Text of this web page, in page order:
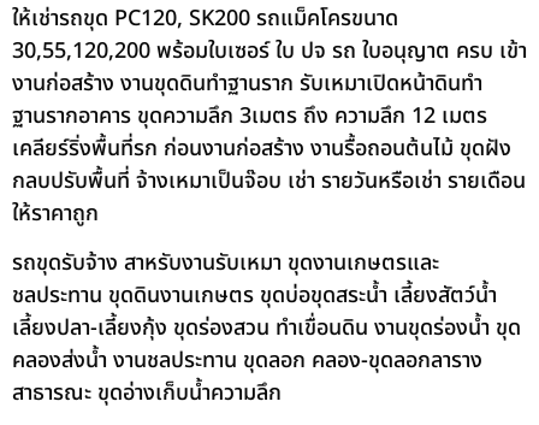
ให้เช่ารถขุด PC120, SK200 รถแม็คโครขนาด
30,55,120,200 พร้อมใบเซอร์ ใบ ปจ รถ ใบอนุญาต ครบ เข้า
งานก่อสร้าง งานขุดดินทำฐานราก รับเหมาเปิดหน้าดินทำ
ฐานรากอาคาร ขุดความลึก 3เมตร ถึง ความลึก 12 เมตร
เคลียร์ริ่งพื้นที่รก ก่อนงานก่อสร้าง งานรื้อถอนต้นไม้ ขุดฝัง
กลบปรับพื้นที่ จ้างเหมาเป็นจ๊อบ เช่า รายวันหรือเช่า รายเดือน
ให้ราคาถูก
รถขุดรับจ้าง สาหรับงานรับเหมา ขุดงานเกษตรและ
ชลประทาน ขุดดินงานเกษตร ขุดบ่อขุดสระน้ำ เลี้ยงสัตว์น้ำ
เลี้ยงปลา-เลี้ยงกุ้ง ขุดร่องสวน ทำเขื่อนดิน งานขุดร่องน้ำ ขุด
คลองส่งน้ำ งานชลประทาน ขุดลอก คลอง-ขุดลอกลาราง
สาธารณะ ขุดอ่างเก็บน้ำความลึก